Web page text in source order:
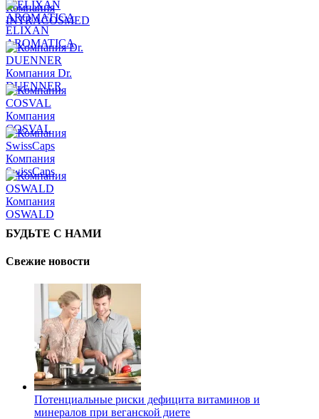
Компания
INTRACOSMED
ELIXAN
AROMATICA
Компания Dr.
DUENNER
Компания
COSVAL
Компания
SwissCaps
Компания
OSWALD
БУДЬТЕ С НАМИ
Свежие новости
Потенциальные риски дефицита витаминов и
минералов при веганской диете